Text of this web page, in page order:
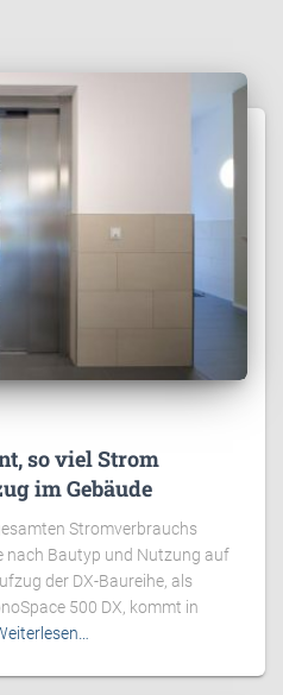
so viel Strom
im Gebäude
Stromverbrauchs
nach Bautyp und Nutzung auf
der DX-Baureihe, als
500 DX, kommt in